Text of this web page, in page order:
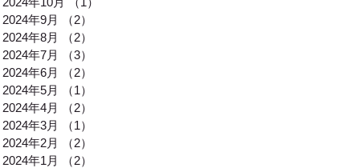
2024年9月
（2）
2024年8月
（2）
2024年7月
（3）
2024年6月
（2）
2024年5月
（1）
2024年4月
（2）
2024年3月
（1）
2024年2月
（2）
2024年1月
（2）